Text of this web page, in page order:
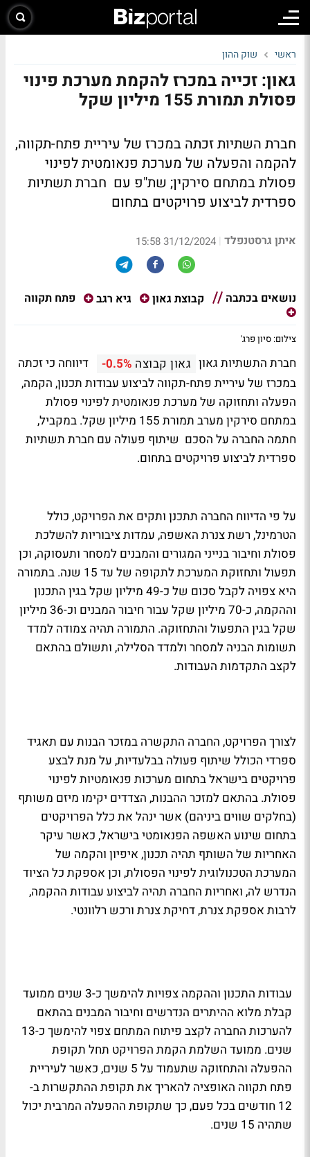
ראשי שוק ההון
גאון: זכייה במכרז להקמת מערכת פינוי
פסולת תמורת 155 מיליון שקל
חברת השתיות זכתה במכרז של עיריית פתח-תקווה,
להקמה והפעלה של מערכת פנאומטית לפינוי
פסולת במתחם סירקין; שת"פ עם חברת תשתיות
ספרדית לביצוע פרויקטים בתחום
איתן גרסטנפלד |
31/12/2024 15:58
נושאים בכתבה קבוצת גאון גיא רגב פתח תקווה
צילום: סיון פרג'
חברת התשתיות גאון גאון קבוצה -0.5%
דיווחה כי זכתה
במכרז של עיריית פתח-תקווה לביצוע עבודות תכנון, הקמה,
הפעלה ותחזוקה של מערכת פנאומטית לפינוי פסולת
במתחם סירקין מערב תמורת 155 מיליון שקל. במקביל,
חתמה החברה על הסכם שיתוף פעולה עם חברת תשתיות
ספרדית לביצוע פרויקטים בתחום.
על פי הדיווח החברה תתכנן ותקים את הפרויקט, כולל
הטרמינל, רשת צנרת האשפה, עמדות ציבוריות להשלכת
פסולת וחיבור בנייני המגורים והמבנים למסחר ותעסוקה, וכן
תפעול ותחזוקת המערכת לתקופה של עד 15 שנה. בתמורה
היא צפויה לקבל סכום של כ-49 מיליון שקל בגין התכנון
וההקמה, כ-70 מיליון שקל עבור חיבור המבנים וכ-36 מיליון
שקל בגין התפעול והתחזוקה. התמורה תהיה צמודה למדד
תשומות הבניה למסחר ולמדד הסלילה, ותשולם בהתאם
לקצב התקדמות העבודות.
לצורך הפרויקט, החברה התקשרה במזכר הבנות עם תאגיד
ספרדי הכולל שיתוף פעולה בבלעדיות, על מנת לבצע
פרויקטים בישראל בתחום מערכות פנאומטיות לפינוי
פסולת. בהתאם למזכר ההבנות, הצדדים יקימו מיזם משותף
(בחלקים שווים ביניהם) אשר ינהל את כלל הפרויקטים
בתחום שינוע האשפה הפנאומטי בישראל, כאשר עיקר
האחריות של השותף תהיה תכנון, איפיון והקמה של
המערכת הטכנולוגית לפינוי הפסולת, וכן אספקת כל הציוד
הנדרש לה, ואחריות החברה תהיה לביצוע עבודות ההקמה,
לרבות אספקת צנרת, דחיקת צנרת ורכש רלוונטי.
עבודות התכנון וההקמה צפויות להימשך כ-3 שנים ממועד
קבלת מלוא ההיתרים הנדרשים וחיבור המבנים בהתאם
להערכות החברה לקצב פיתוח המתחם צפוי להימשך כ-13
שנים. ממועד השלמת הקמת הפרויקט תחל תקופת
ההפעלה והתחזוקה שתעמוד על 5 שנים, כאשר לעיריית
פתח תקווה האופציה להאריך את תקופת ההתקשרות ב-
12 חודשים בכל פעם, כך שתקופת ההפעלה המרבית יכול
שתהיה 15 שנים.